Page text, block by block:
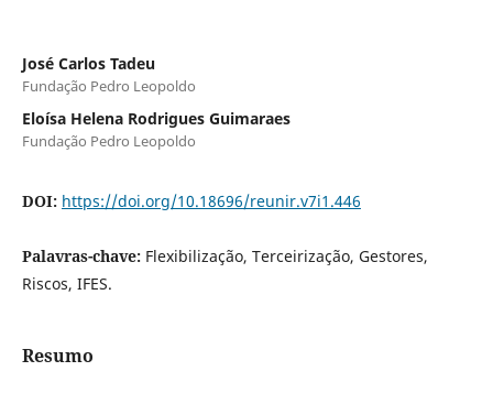
José Carlos Tadeu
Fundação Pedro Leopoldo
Eloísa Helena Rodrigues Guimaraes
Fundação Pedro Leopoldo
DOI: https://doi.org/10.18696/reunir.v7i1.446
Palavras-chave: Flexibilização, Terceirização, Gestores,
Riscos, IFES.
Resumo